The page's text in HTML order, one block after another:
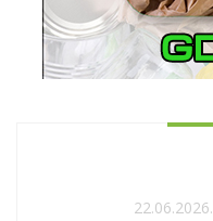
22.06.2026.